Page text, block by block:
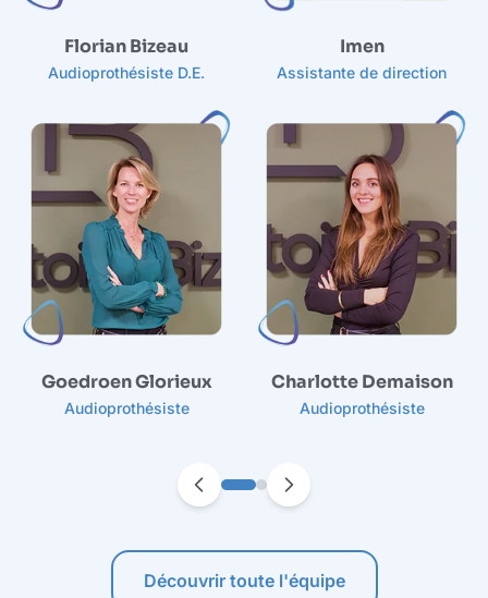
Florian Bizeau
Audioprothésiste D.E.
Imen
Assistante de direction
Goedroen Glorieux
Audioprothésiste
Charlotte Demaison
Audioprothésiste
Découvrir toute l'équipe